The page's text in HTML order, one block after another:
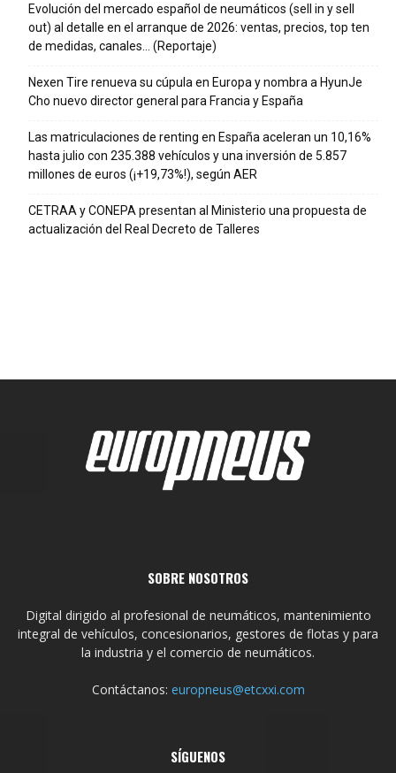
Evolución del mercado español de neumáticos (sell in y sell
out) al detalle en el arranque de 2026: ventas, precios, top ten
de medidas, canales… (Reportaje)
Nexen Tire renueva su cúpula en Europa y nombra a HyunJe
Cho nuevo director general para Francia y España
Las matriculaciones de renting en España aceleran un 10,16%
hasta julio con 235.388 vehículos y una inversión de 5.857
millones de euros (¡+19,73%!), según AER
CETRAA y CONEPA presentan al Ministerio una propuesta de
actualización del Real Decreto de Talleres
SOBRE NOSOTROS
Digital dirigido al profesional de neumáticos, mantenimiento
integral de vehículos, concesionarios, gestores de flotas y para
la industria y el comercio de neumáticos.
Contáctanos: europneus@etcxxi.com
SÍGUENOS